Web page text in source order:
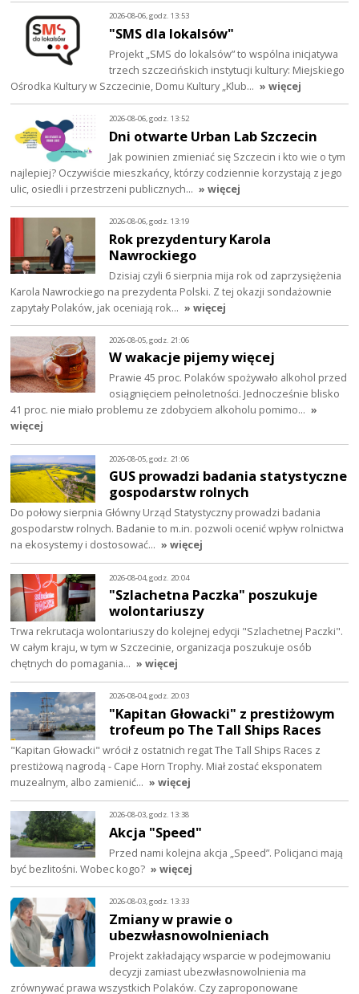
2026-08-06, godz. 13:53
"SMS dla lokalsów"
Projekt „SMS do lokalsów” to wspólna inicjatywa
trzech szczecińskich instytucji kultury: Miejskiego
Ośrodka Kultury w Szczecinie, Domu Kultury „Klub… » więcej
2026-08-06, godz. 13:52
Dni otwarte Urban Lab Szczecin
Jak powinien zmieniać się Szczecin i kto wie o tym
najlepiej? Oczywiście mieszkańcy, którzy codziennie korzystają z jego
ulic, osiedli i przestrzeni publicznych… » więcej
2026-08-06, godz. 13:19
Rok prezydentury Karola
Nawrockiego
Dzisiaj czyli 6 sierpnia mija rok od zaprzysiężenia
Karola Nawrockiego na prezydenta Polski. Z tej okazji sondażownie
zapytały Polaków, jak oceniają rok… » więcej
2026-08-05, godz. 21:06
W wakacje pijemy więcej
Prawie 45 proc. Polaków spożywało alkohol przed
osiągnięciem pełnoletności. Jednocześnie blisko
41 proc. nie miało problemu ze zdobyciem alkoholu pomimo… »
więcej
2026-08-05, godz. 21:06
GUS prowadzi badania statystyczne
gospodarstw rolnych
Do połowy sierpnia Główny Urząd Statystyczny prowadzi badania
gospodarstw rolnych. Badanie to m.in. pozwoli ocenić wpływ rolnictwa
na ekosystemy i dostosować… » więcej
2026-08-04, godz. 20:04
"Szlachetna Paczka" poszukuje
wolontariuszy
Trwa rekrutacja wolontariuszy do kolejnej edycji "Szlachetnej Paczki".
W całym kraju, w tym w Szczecinie, organizacja poszukuje osób
chętnych do pomagania… » więcej
2026-08-04, godz. 20:03
"Kapitan Głowacki" z prestiżowym
trofeum po The Tall Ships Races
"Kapitan Głowacki" wrócił z ostatnich regat The Tall Ships Races z
prestiżową nagrodą - Cape Horn Trophy. Miał zostać eksponatem
muzealnym, albo zamienić… » więcej
2026-08-03, godz. 13:38
Akcja "Speed"
Przed nami kolejna akcja „Speed”. Policjanci mają
być bezlitośni. Wobec kogo? » więcej
2026-08-03, godz. 13:33
Zmiany w prawie o
ubezwłasnowolnieniach
Projekt zakładający wsparcie w podejmowaniu
decyzji zamiast ubezwłasnowolnienia ma
zrównywać prawa wszystkich Polaków. Czy zaproponowane